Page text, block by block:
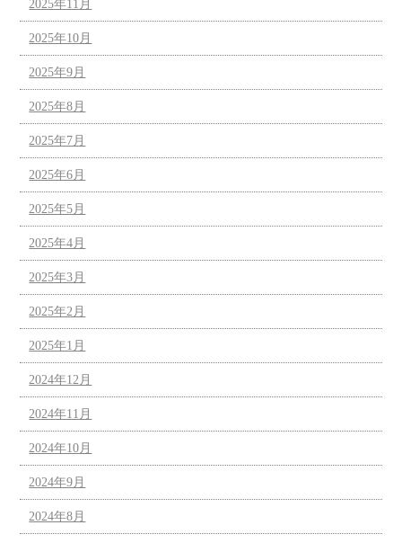
2025年11月
2025年10月
2025年9月
2025年8月
2025年7月
2025年6月
2025年5月
2025年4月
2025年3月
2025年2月
2025年1月
2024年12月
2024年11月
2024年10月
2024年9月
2024年8月